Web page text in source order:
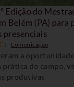
Edição do
Belém (PA) para
presenciais
Comunicação
a
prática do campo,
produtivas